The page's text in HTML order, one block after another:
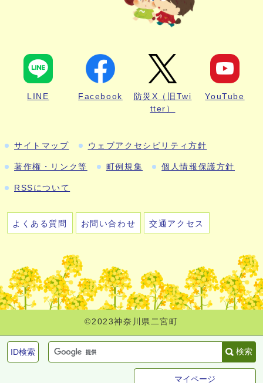
ID検索 検索
マイページ
LINE Facebook
防災X（旧Twi
tter）
YouTube
サイトマップ ウェブアクセシビリティ方針
著作権・リンク等 町例規集 個人情報保護方針
RSSについて
よくある質問 お問い合わせ 交通アクセス
©2023神奈川県二宮町